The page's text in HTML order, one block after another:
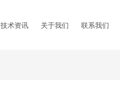
技术资讯 关于我们 联系我们